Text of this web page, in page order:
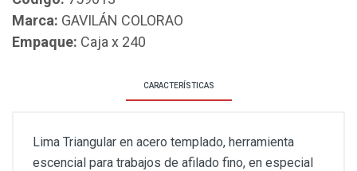
Marca: GAVILÁN COLORAO
Empaque: Caja x 240
CARACTERÍSTICAS
Lima Triangular en acero templado, herramienta
escencial para trabajos de afilado fino, en especial